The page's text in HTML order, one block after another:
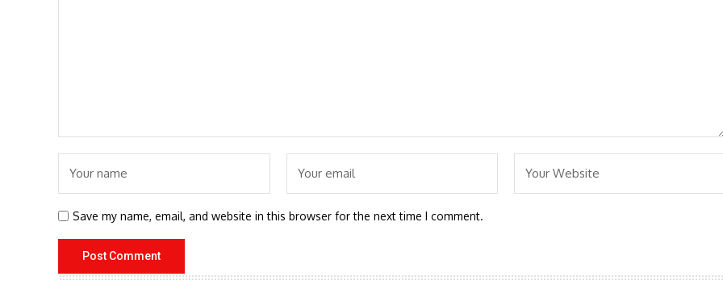
Save my name, email, and website in this browser for the next time I comment.